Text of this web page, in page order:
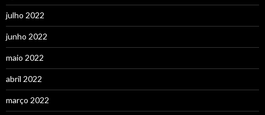
julho 2022
junho 2022
maio 2022
abril 2022
março 2022